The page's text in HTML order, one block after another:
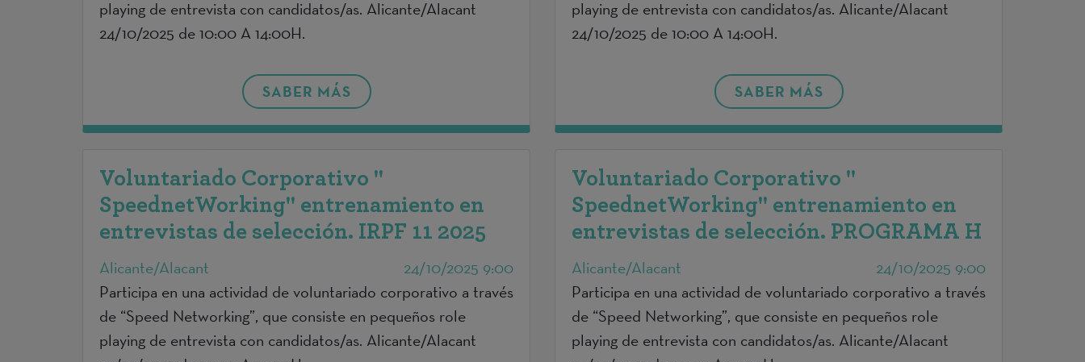
playing de entrevista con candidatos/as. Alicante/Alacant
24/10/2025 de 10:00 A 14:00H.
SABER MÁS
playing de entrevista con candidatos/as. Alicante/Alacant
24/10/2025 de 10:00 A 14:00H.
SABER MÁS
Voluntariado Corporativo "
SpeednetWorking" entrenamiento en
entrevistas de selección. IRPF 11 2025
Alicante/Alacant
24/10/2025 9:00
Participa en una actividad de voluntariado corporativo a través
de “Speed Networking”, que consiste en pequeños role
playing de entrevista con candidatos/as. Alicante/Alacant
Voluntariado Corporativo "
SpeednetWorking" entrenamiento en
entrevistas de selección. PROGRAMA H
Alicante/Alacant
24/10/2025 9:00
Participa en una actividad de voluntariado corporativo a través
de “Speed Networking”, que consiste en pequeños role
playing de entrevista con candidatos/as. Alicante/Alacant